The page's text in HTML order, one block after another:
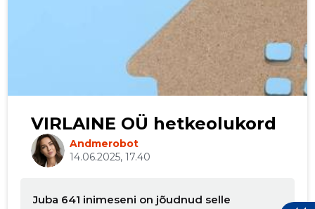
VIRLAINE OÜ hetkeolukord
Andmerobot
14.06.2025, 17.40
Juba 641 inimeseni on jõudnud selle